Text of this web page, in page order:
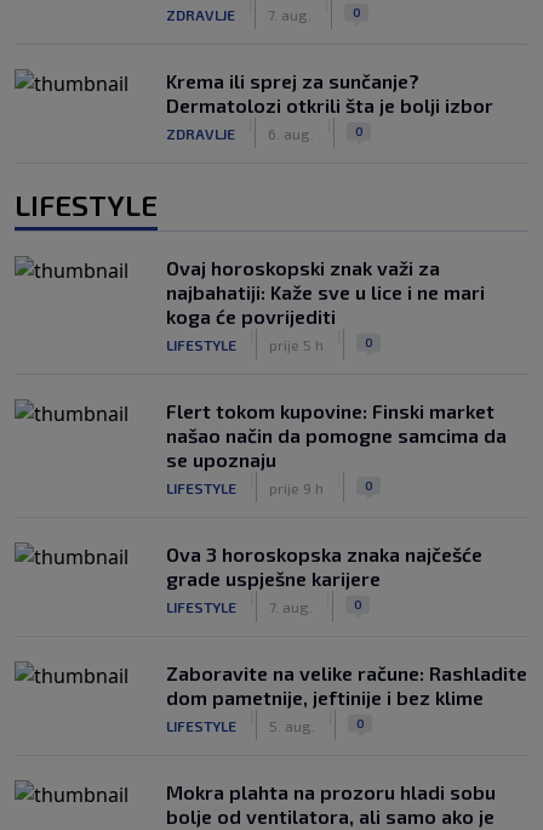
ZDRAVLJE 7. aug. 0
Krema ili sprej za sunčanje?
Dermatolozi otkrili šta je bolji izbor
ZDRAVLJE 6. aug. 0
LIFESTYLE
Ovaj horoskopski znak važi za
najbahatiji: Kaže sve u lice i ne mari
koga će povrijediti
LIFESTYLE prije 5 h 0
Flert tokom kupovine: Finski market
našao način da pomogne samcima da
se upoznaju
LIFESTYLE prije 9 h 0
Ova 3 horoskopska znaka najčešće
grade uspješne karijere
LIFESTYLE 7. aug. 0
Zaboravite na velike račune: Rashladite
dom pametnije, jeftinije i bez klime
LIFESTYLE 5. aug. 0
Mokra plahta na prozoru hladi sobu
bolje od ventilatora, ali samo ako je